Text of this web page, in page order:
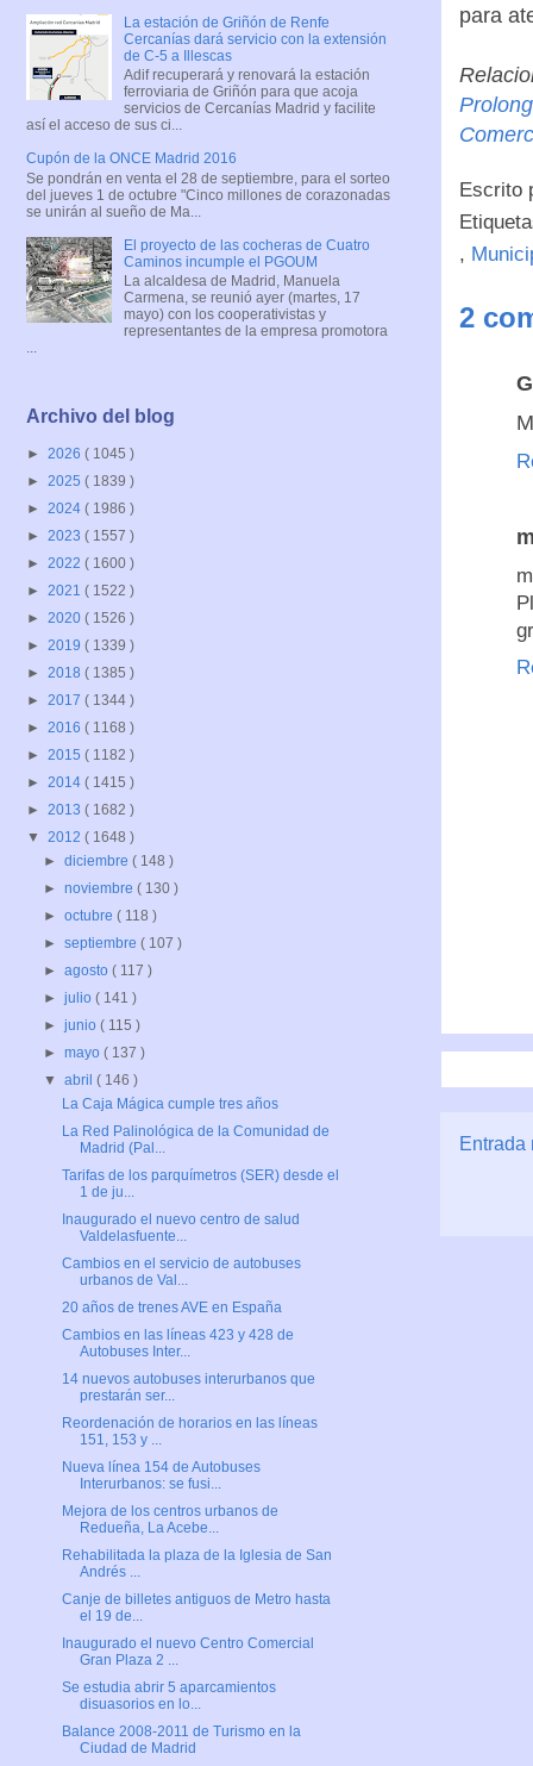
para
Escrito
,
2
Entrada
La estación de Griñón de Renfe
Cercanías dará servicio con la extensión
de C-5 a Illescas
Adif recuperará y renovará la estación
ferroviaria de Griñón para que acoja
servicios de Cercanías Madrid y facilite
así el acceso de sus ci...
Cupón de la ONCE Madrid 2016
Se pondrán en venta el 28 de septiembre, para el sorteo
del jueves 1 de octubre "Cinco millones de corazonadas
se unirán al sueño de Ma...
El proyecto de las cocheras de Cuatro
Caminos incumple el PGOUM
La alcaldesa de Madrid, Manuela
Carmena, se reunió ayer (martes, 17
mayo) con los cooperativistas y
representantes de la empresa promotora
...
Archivo del blog
► 2026 ( 1045 )
► 2025 ( 1839 )
► 2024 ( 1986 )
► 2023 ( 1557 )
► 2022 ( 1600 )
► 2021 ( 1522 )
► 2020 ( 1526 )
► 2019 ( 1339 )
► 2018 ( 1385 )
► 2017 ( 1344 )
► 2016 ( 1168 )
► 2015 ( 1182 )
► 2014 ( 1415 )
► 2013 ( 1682 )
▼ 2012 ( 1648 )
►diciembre( 148 )
►noviembre( 130 )
►octubre( 118 )
►septiembre( 107 )
►agosto( 117 )
►julio( 141 )
►junio( 115 )
►mayo( 137 )
▼abril( 146 )
La Caja Mágica cumple tres años
La Red Palinológica de la Comunidad de
Madrid (Pal...
Tarifas de los parquímetros (SER) desde el
1 de ju...
Inaugurado el nuevo centro de salud
Valdelasfuente...
Cambios en el servicio de autobuses
urbanos de Val...
20 años de trenes AVE en España
Cambios en las líneas 423 y 428 de
Autobuses Inter...
14 nuevos autobuses interurbanos que
prestarán ser...
Reordenación de horarios en las líneas
151, 153 y ...
Nueva línea 154 de Autobuses
Interurbanos: se fusi...
Mejora de los centros urbanos de
Redueña, La Acebe...
Rehabilitada la plaza de la Iglesia de San
Andrés ...
Canje de billetes antiguos de Metro hasta
el 19 de...
Inaugurado el nuevo Centro Comercial
Gran Plaza 2 ...
Se estudia abrir 5 aparcamientos
disuasorios en lo...
Balance 2008-2011 de Turismo en la
Ciudad de Madrid